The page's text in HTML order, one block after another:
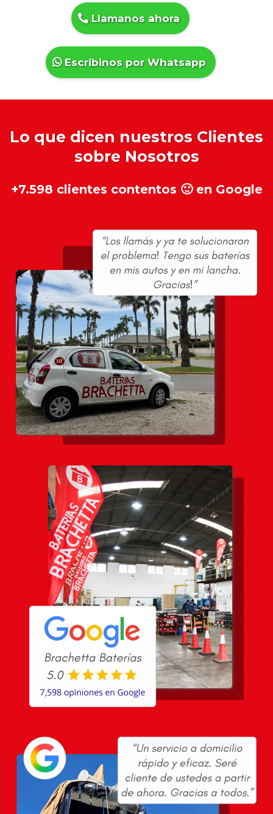
Llamanos ahora
Escribinos por Whatsapp
Lo que dicen nuestros Clientes
sobre Nosotros
+7.598 clientes contentos 🙂 en Google